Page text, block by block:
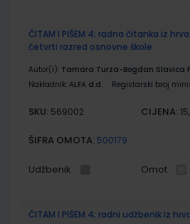
proizvodi
ČITAM I PIŠEM 4; radna čitanka iz
četvrti razred osnovne škole
Autor(i): Tamara Turza-Bogdan Slavica
Nakladnik: ALFA d.d. Registarski broj
SKU: 569002 CIJENA:
ŠIFRA OMOTA: 500179
Udžbenik Omot
ČITAM I PIŠEM 4; radni udžbenik iz